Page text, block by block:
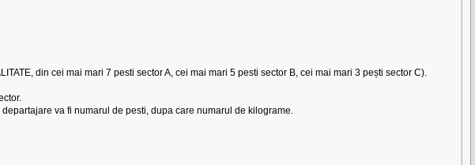
din cei mai mari 7 pesti sector A, cei mai mari 5 pesti sector B, cei mai mari 3 pești sector C).
va fi numarul de pesti, dupa care numarul de kilograme.